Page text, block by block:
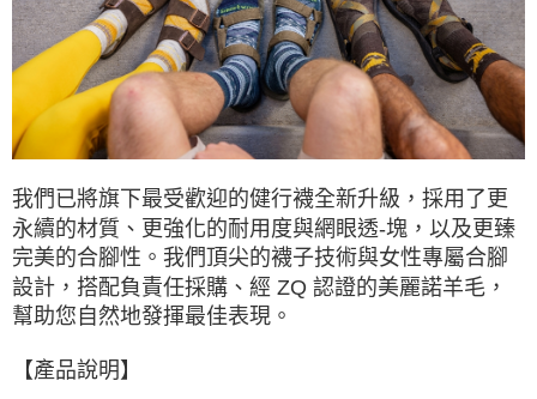
每筆NT$60，滿NT$490(含以上)免運費
宅配
每筆NT$80，滿NT$490(含以上)免運費
離島宅配
每筆NT$80，滿NT$490(含以上)免運費
付款後門市自取
免運費
我們已將旗下最受歡迎的健行襪全新升級，採用了更
永續的材質、更強化的耐用度與網眼透-塊，以及更臻
完美的合腳性。我們頂尖的襪子技術與女性專屬合腳
設計，搭配負責任採購、經 ZQ 認證的美麗諾羊毛，
幫助您自然地發揮最佳表現。
【產品說明】